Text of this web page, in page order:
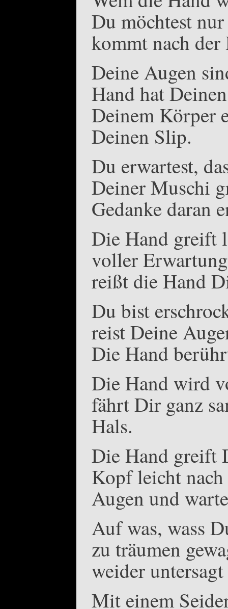
Du möchtest
kommt nach der
Deine Augen
Hand hat
Deinem Körper
Deinen Slip.
Du erwartest,
Deiner Muschi
Gedanke daran
Die Hand greift
voller
reißt die Hand
Du bist
reist Deine
Die Hand
Die Hand wird
fährt Dir ganz
Hals.
Die Hand greift
Kopf leicht
Augen und
Auf was, wass
zu träumen
weider untersagt
Mit einem